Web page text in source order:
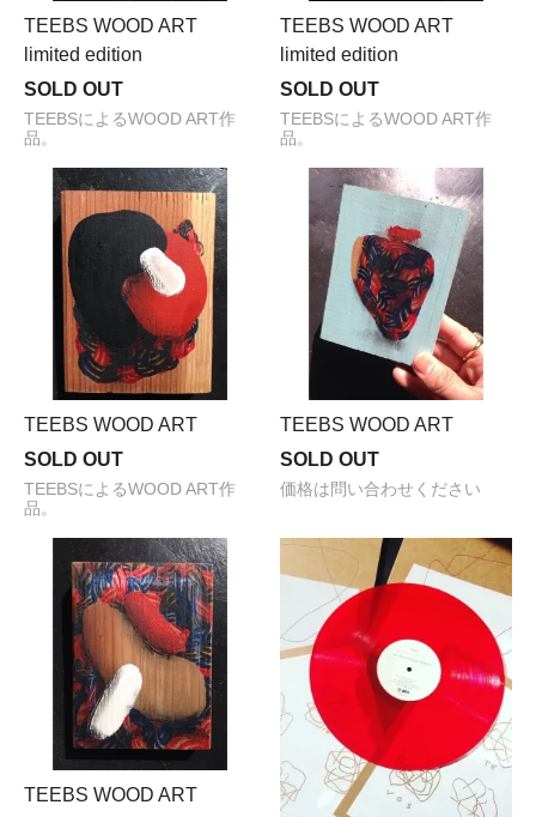
TEEBS WOOD ART
limited edition
SOLD OUT
TEEBSによるWOOD ART作
品。
TEEBS WOOD ART
limited edition
SOLD OUT
TEEBSによるWOOD ART作
品。
TEEBS WOOD ART
SOLD OUT
TEEBSによるWOOD ART作
品。
TEEBS WOOD ART
SOLD OUT
価格は問い合わせください
TEEBS WOOD ART